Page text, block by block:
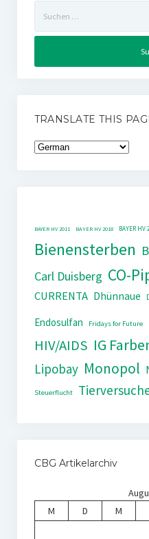
nach:
TRANSLATE THIS
BAYER HV 2011 BAYER HV 2018 BAYER HV
Bienensterben
Carl Duisberg CO-
CURRENTA Dhünnaue
Endosulfan
Fridays for Future
HIV/AIDS IG
Lipobay Monopol
Steuerflucht
CBG Artikelarchiv
M
D M